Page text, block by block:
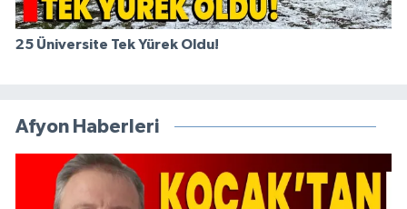
25 Üniversite Tek Yürek Oldu!
Afyon Haberleri